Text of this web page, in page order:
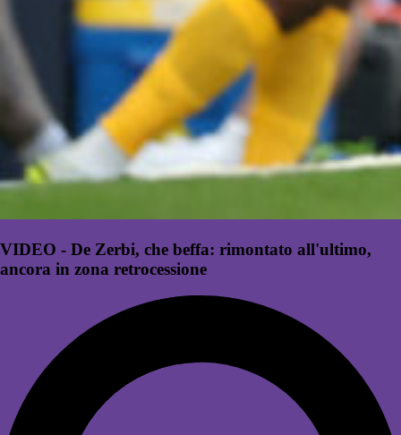
VIDEO - De Zerbi, che beffa: rimontato all'ultimo,
ancora in zona retrocessione